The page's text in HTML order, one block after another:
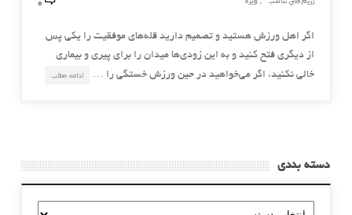
,
اگر اهل ورزش هستید و تصمیم دارید قله‌های موفقیت را یکی پس
از دیگری فتح کنید و به این زودی‌ها میدان را برای پیری و بیماری
خالی نکنید، اگر می‌خواهید در حین ورزش خستگی را …
ادامه مطلب
دسته بندی
دسته